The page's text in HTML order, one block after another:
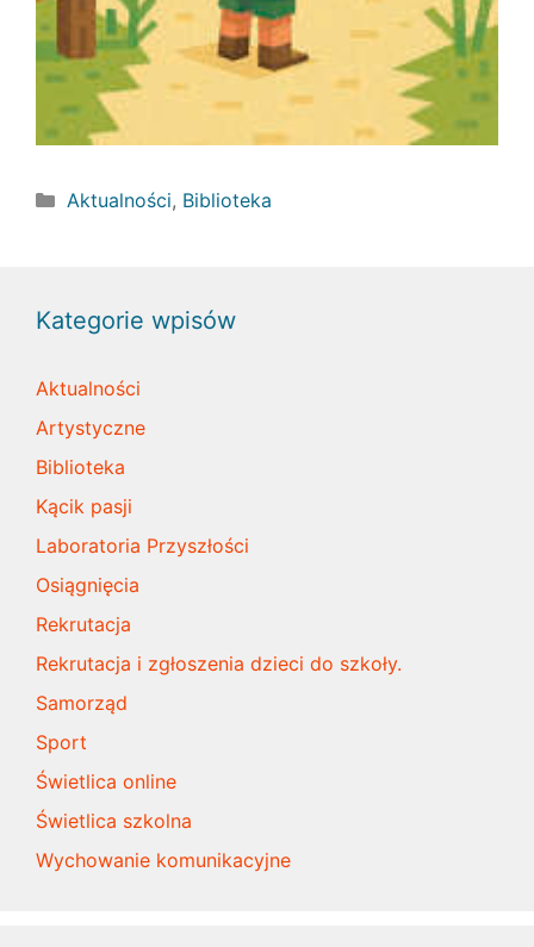
Kategorie
Aktualności, Biblioteka
Kategorie wpisów
Aktualności
Artystyczne
Biblioteka
Kącik pasji
Laboratoria Przyszłości
Osiągnięcia
Rekrutacja
Rekrutacja i zgłoszenia dzieci do szkoły.
Samorząd
Sport
Świetlica online
Świetlica szkolna
Wychowanie komunikacyjne